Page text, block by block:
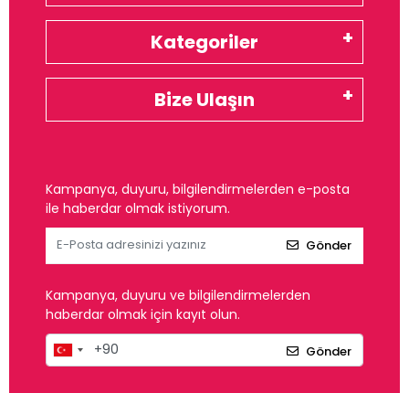
Kategoriler
Bize Ulaşın
Kampanya, duyuru, bilgilendirmelerden e-posta
ile haberdar olmak istiyorum.
Gönder
Kampanya, duyuru ve bilgilendirmelerden
haberdar olmak için kayıt olun.
Gönder